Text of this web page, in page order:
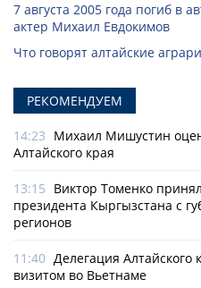
7 августа 2005 года погиб в
актер Михаил Евдокимов
Что говорят алтайские
РЕКОМЕНДУЕМ
14:23 Михаил Мишустин
Алтайского края
13:15 Виктор Томенко
президента Кыргызстана с
регионов
11:40 Делегация Алтайского
визитом во Вьетнаме